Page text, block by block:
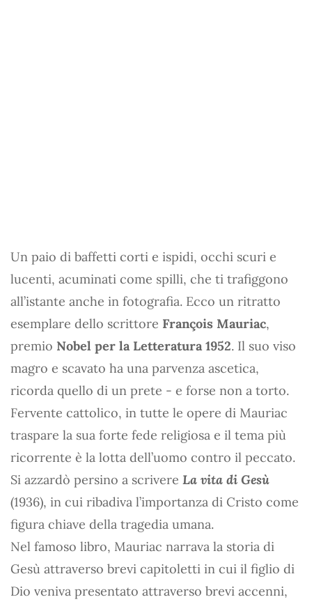
Un paio di baffetti corti e ispidi, occhi scuri e
lucenti, acuminati come spilli, che ti trafiggono
all’istante anche in fotografia. Ecco un ritratto
esemplare dello scrittore François Mauriac,
premio Nobel per la Letteratura 1952. Il suo viso
magro e scavato ha una parvenza ascetica,
ricorda quello di un prete - e forse non a torto.
Fervente cattolico, in tutte le opere di Mauriac
traspare la sua forte fede religiosa e il tema più
ricorrente è la lotta dell’uomo contro il peccato.
Si azzardò persino a scrivere La vita di Gesù
(1936), in cui ribadiva l’importanza di Cristo come
figura chiave della tragedia umana.
Nel famoso libro, Mauriac narrava la storia di
Gesù attraverso brevi capitoletti in cui il figlio di
Dio veniva presentato attraverso brevi accenni,